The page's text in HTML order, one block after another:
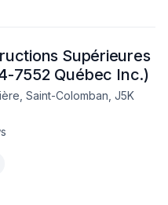
ensemble vos idées
Supérieures
7552 Québec Inc.)
Saint-Colomban, J5K